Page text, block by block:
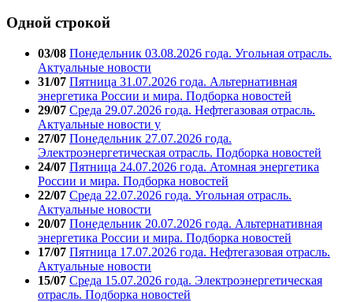
Одной строкой
03/08 Понедельник 03.08.2026 года. Угольная отрасль.
Актуальные новости
31/07 Пятница 31.07.2026 года. Альтернативная
энергетика России и мира. Подборка новостей
29/07 Среда 29.07.2026 года. Нефтегазовая отрасль.
Актуальные новости у
27/07 Понедельник 27.07.2026 года.
Электроэнергетическая отрасль. Подборка новостей
24/07 Пятница 24.07.2026 года. Атомная энергетика
России и мира. Подборка новостей
22/07 Среда 22.07.2026 года. Угольная отрасль.
Актуальные новости
20/07 Понедельник 20.07.2026 года. Альтернативная
энергетика России и мира. Подборка новостей
17/07 Пятница 17.07.2026 года. Нефтегазовая отрасль.
Актуальные новости
15/07 Среда 15.07.2026 года. Электроэнергетическая
отрасль. Подборка новостей